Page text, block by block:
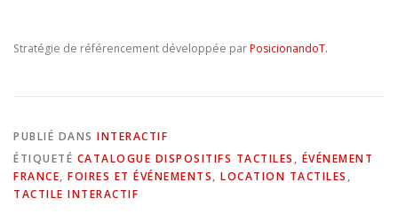
Stratégie de référencement développée parPosicionandoT.
PUBLIÉ DANS INTERACTIF
ÉTIQUETÉ CATALOGUE DISPOSITIFS TACTILES , ÉVÉNEMENT
FRANCE, FOIRES ET ÉVÉNEMENTS, LOCATION TACTILES ,
TACTILE INTERACTIF